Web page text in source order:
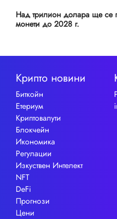
Над трилион долара ще се
монети до 2028 г.
Крипто новини
Биткойн
Етериум
Криптовалути
Блокчейн
Икономика
Регулации
Изкуствен Интелект
NFT
DeFi
Прогнози
Цени